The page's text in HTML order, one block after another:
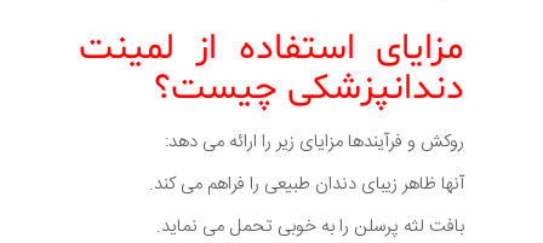
مزایای استفاده از لمینت
دندانپزشکی چیست؟
روکش و فرآیندها مزایای زیر را ارائه می دهد:
آنها ظاهر زیبای دندان طبیعی را فراهم می کند.
بافت لثه پرسلن را به خوبی تحمل می نماید.